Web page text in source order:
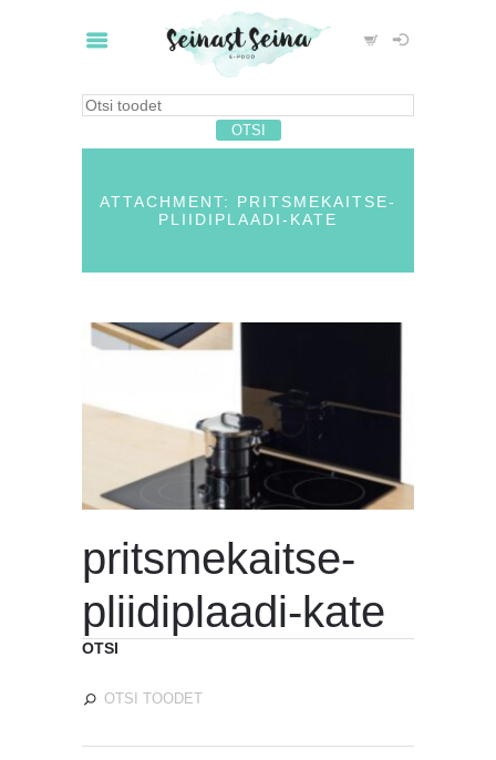
ATTACHMENT: PRITSMEKAITSE-
PLIIDIPLAADI-KATE
pritsmekaitse-
pliidiplaadi-kate
OTSI